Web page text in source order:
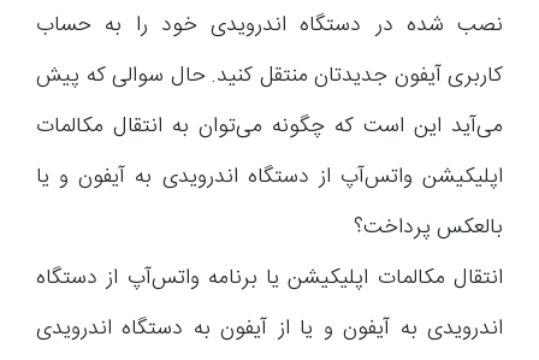
نصب شده در دستگاه اندرویدی خود را به حساب
کاربری آیفون جدیدتان منتقل کنید. حال سوالی که پیش
می‌آید این است که چگونه می‌توان به انتقال مکالمات
اپلیکیشن واتس‌آپ از دستگاه اندرویدی به آیفون و یا
بالعکس پرداخت؟
انتقال مکالمات اپلیکیشن یا برنامه واتس‌آپ از دستگاه
اندرویدی به آیفون و یا از آیفون به دستگاه اندرویدی